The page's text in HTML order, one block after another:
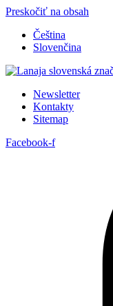
Preskočiť na obsah
Čeština
Slovenčina
Newsletter
Kontakty
Sitemap
Facebook-f